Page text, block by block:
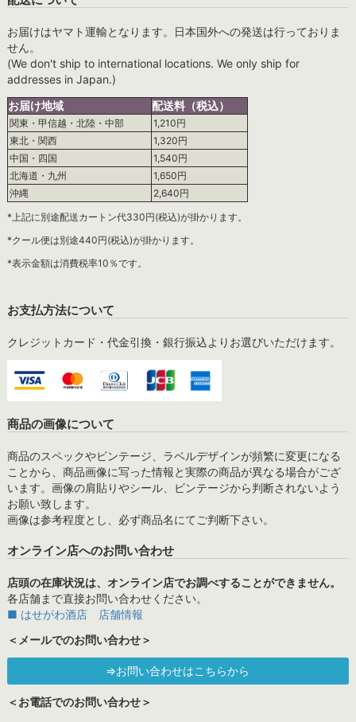
お届けはヤマト運輸となります。日本国外への発送は行っておりま
せん。
(We don't ship to international locations. We only ship for
addresses in Japan.)
お届け地域
配送料（税込）
関東・甲信越・北陸・中部
1,210円
東北・関西
1,320円
中国・四国
1,540円
北海道・九州
1,650円
沖縄
2,640円
*上記に別途配送カートン代330円(税込)が掛かります。
*クール便は別途440円(税込)が掛かります。
*表示金額は消費税率10％です。
お支払方法について
クレジットカード・代金引換・銀行振込よりお選びいただけます。
商品の画像について
商品のスペックやビンテージ、ラベルデザインが頻繁に変更になる
ことから、商品画像に写った情報と実際の商品が異なる場合がござ
います。画像の肩貼りやシール、ビンテージから判断されないよう
お願い致します。
画像は参考程度とし、必ず商品名にてご判断下さい。
オンライン店へのお問い合わせ
店頭の在庫状況は、オンライン店でお調べすることができません。
各店舗まで直接お問い合わせください。
■ はせがわ酒店 店舗情報
＜メールでのお問い合わせ＞
⇒お問い合わせはこちらから
＜お電話でのお問い合わせ＞